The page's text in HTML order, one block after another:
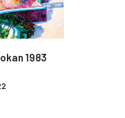
1983